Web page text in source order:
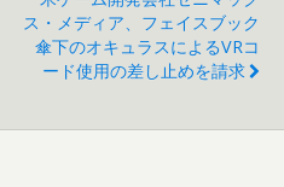
ス・メディア、フェイスブック
傘下のオキュラスによるVRコ
ード使用の差し止めを請求